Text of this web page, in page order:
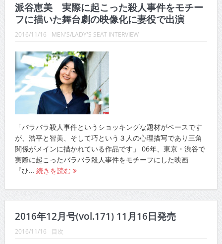
派谷恵美 実際に起こった殺人事件をモチー
フに描いた舞台劇の映像化に妻役で出演
2016/11/16 MEN'S/LADY'S SEAT INTERVIEW
「バラバラ殺人事件というショッキングな題材がベースです
が、浩平と智美、そして巧という３人の心理描写であり三角
関係がメインに描かれている作品です」 06年、東京・渋谷で
実際に起こったバラバラ殺人事件をモチーフにした映画
『ひ… 続きを読む
2016年12月号(vol.171) 11月16日発売
2016/11/16 目次